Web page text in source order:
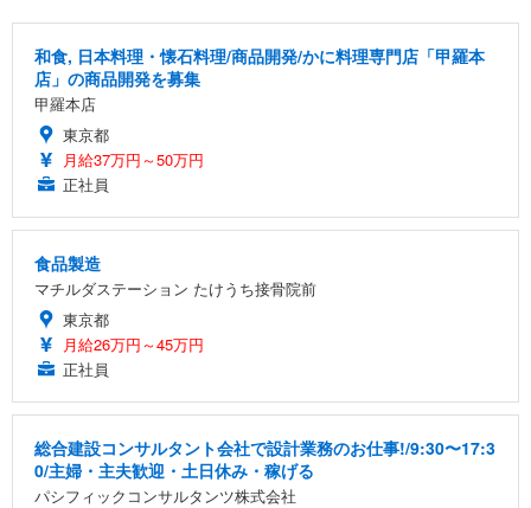
和食, 日本料理・懐石料理/商品開発/かに料理専門店「甲羅本
店」の商品開発を募集
甲羅本店
東京都
月給37万円～50万円
正社員
食品製造
マチルダステーション たけうち接骨院前
東京都
月給26万円～45万円
正社員
総合建設コンサルタント会社で設計業務のお仕事!/9:30〜17:3
0/主婦・主夫歓迎・土日休み・稼げる
パシフィックコンサルタンツ株式会社